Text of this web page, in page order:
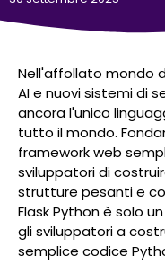
Nell'affollato mondo
AI e nuovi sistemi di
ancora l'unico
tutto il mondo.
framework web
sviluppatori di
strutture pesanti e
Flask Python è solo
gli sviluppatori a
semplice codice